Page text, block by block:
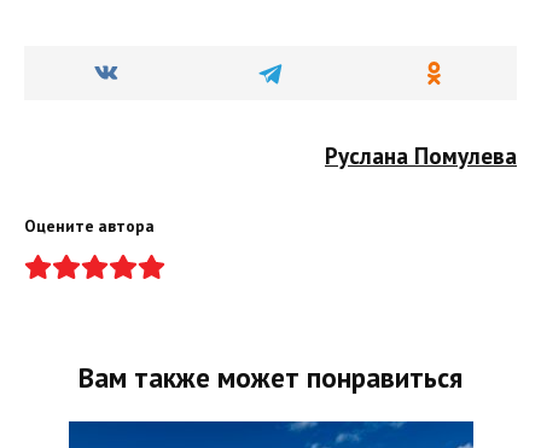
Руслана Помулева
Оцените автора
Вам также может понравиться